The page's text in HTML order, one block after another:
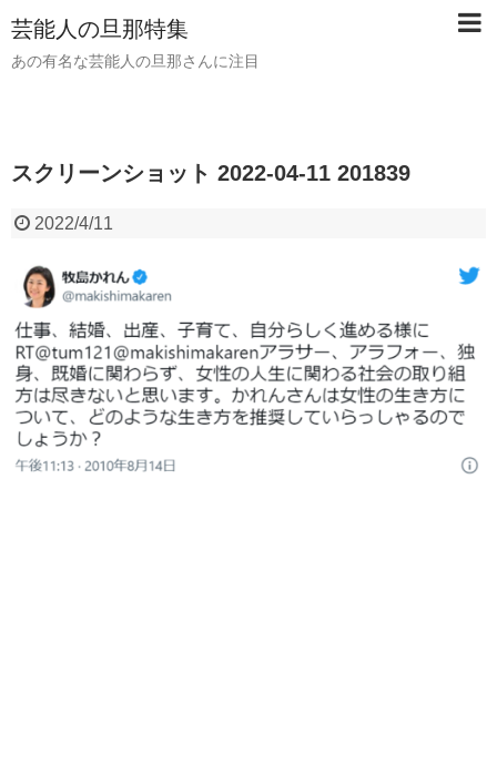
芸能人の旦那特集
あの有名な芸能人の旦那さんに注目
スクリーンショット 2022-04-11 201839
2022/4/11